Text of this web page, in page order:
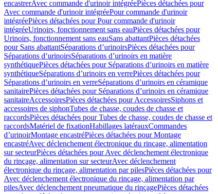
encastrerAvec commande d'urinoir intégréePièces détachées pour
Avec commande d'urinoir intégréePour commande d'urinoir
intégréePièces détachées pour Pour commande d'urinoir
intégréeUrinoirs, fonctionnement sans eauPièces détachées pour
Urinoirs, fonctionnement sans eauSans abattantPièces détachées
pour Sans abattantSéparations d’urinoirsPièces détachées pour
Séparations d’urinoirsSéparations d’urinoirs en matière
synthétiquePièces détachées pour Séparations d’urinoirs en matière
synthétiqueSéparations d’urinoirs en verrePièces détachées pour
Séparations d’urinoirs en verreSéparations d’urinoirs en céramique
sanitairePièces détachées pour Séparations d’urinoirs en céramique
sanitaireAccessoiresPièces détachées pour AccessoiresSiphons et
accessoires de siphonTubes de chasse, coudes de chasse et
raccordsPièces détachées pour Tubes de chasse, coudes de chasse et
raccordsMatériel de fixationHabillages latérauxCommandes
dʼurinoirMontage encastréPièces détachées pour Montage
encastréAvec déclenchement électronique du rinçage, alimentation
sur secteurPièces détachées pour Avec déclenchement électronique
du rinçage, alimentation sur secteurAvec déclenchement
électronique du rinçage, alimentation par pilesPièces détachées pour
Avec déclenchement électronique du rinçage, alimentation par
pilesAvec déclenchement pneumatique du rinçagePièces détachées